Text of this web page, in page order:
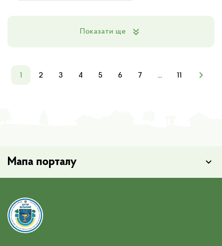
Показати ще
1 2 3 4 5 6 7 ... 11
Мапа порталу